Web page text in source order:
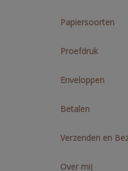
Papiersoorten
Proefdruk
Enveloppen
Betalen
Verzenden en
Over mij